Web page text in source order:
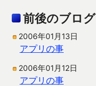
前後のブログ
2006年01月13日
アプリの事
2006年01月12日
アプリの事